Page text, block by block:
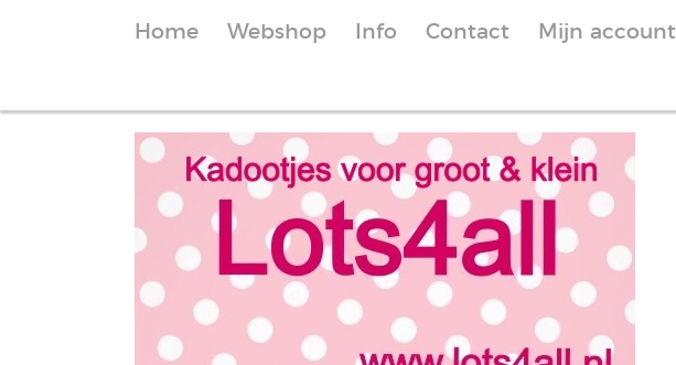
Home Webshop Info Contact Mijn account